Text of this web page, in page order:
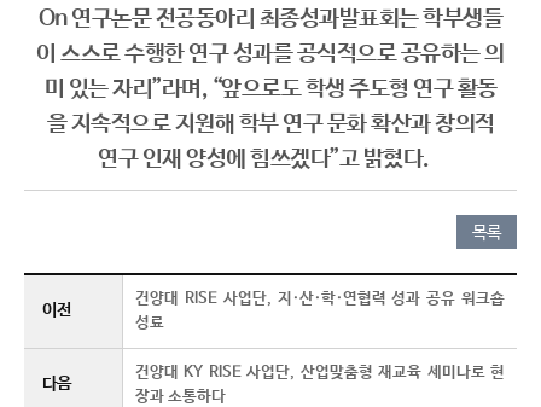
On 연구논문 전공동아리 최종성과발표회는 학부생들
이 스스로 수행한 연구 성과를 공식적으로 공유하는 의
미 있는 자리”라며, “앞으로도 학생 주도형 연구 활동
을 지속적으로 지원해 학부 연구 문화 확산과 창의적
연구 인재 양성에 힘쓰겠다”고 밝혔다.
목록
이전
건양대 RISE 사업단, 지·산·학·연협력 성과 공유 워크숍
성료
다음
건양대 KY RISE 사업단, 산업맞춤형 재교육 세미나로 현
장과 소통하다